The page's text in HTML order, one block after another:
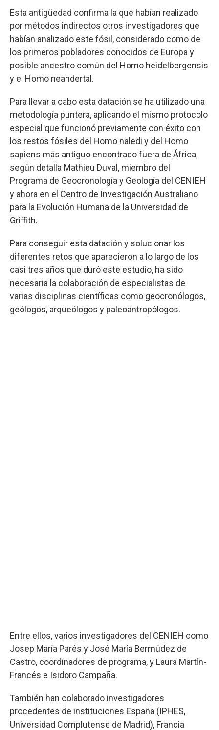
Esta antigüedad confirma la que habían realizado
por métodos indirectos otros investigadores que
habían analizado este fósil, considerado como de
los primeros pobladores conocidos de Europa y
posible ancestro común del Homo heidelbergensis
y el Homo neandertal.
Para llevar a cabo esta datación se ha utilizado una
metodología puntera, aplicando el mismo protocolo
especial que funcionó previamente con éxito con
los restos fósiles del Homo naledi y del Homo
sapiens más antiguo encontrado fuera de África,
según detalla Mathieu Duval, miembro del
Programa de Geocronología y Geología del CENIEH
y ahora en el Centro de Investigación Australiano
para la Evolución Humana de la Universidad de
Griffith.
Para conseguir esta datación y solucionar los
diferentes retos que aparecieron a lo largo de los
casi tres años que duró este estudio, ha sido
necesaria la colaboración de especialistas de
varias disciplinas científicas como geocronólogos,
geólogos, arqueólogos y paleoantropólogos.
Entre ellos, varios investigadores del CENIEH como
Josep María Parés y José María Bermúdez de
Castro, coordinadores de programa, y Laura Martín-
Francés e Isidoro Campaña.
También han colaborado investigadores
procedentes de instituciones España (IPHES,
Universidad Complutense de Madrid), Francia